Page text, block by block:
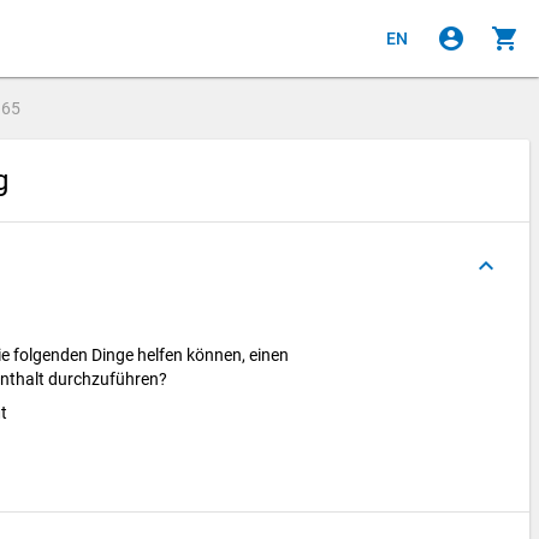
EN account_circle shopping_cart
65
keyboard_arrow_up
folgenden Dinge helfen können, einen
durchzuführen?